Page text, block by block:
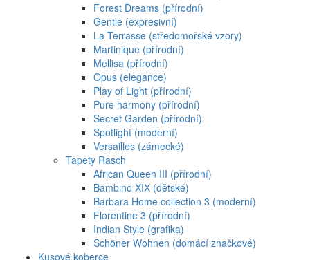
Forest Dreams (přírodní)
Gentle (expresivní)
La Terrasse (středomořské vzory)
Martinique (přírodní)
Mellisa (přírodní)
Opus (elegance)
Play of Light (přírodní)
Pure harmony (přírodní)
Secret Garden (přírodní)
Spotlight (moderní)
Versailles (zámecké)
Tapety Rasch
African Queen III (přírodní)
Bambino XIX (dětské)
Barbara Home collection 3 (moderní)
Florentine 3 (přírodní)
Indian Style (grafika)
Schöner Wohnen (domácí značkové)
Kusové koberce